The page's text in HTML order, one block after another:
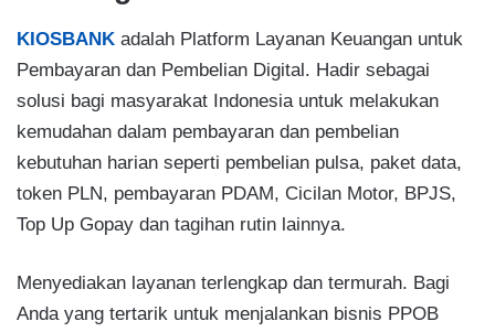
KIOSBANK adalah Platform Layanan Keuangan untuk
Pembayaran dan Pembelian Digital. Hadir sebagai
solusi bagi masyarakat Indonesia untuk melakukan
kemudahan dalam pembayaran dan pembelian
kebutuhan harian seperti pembelian pulsa, paket data,
token PLN, pembayaran PDAM, Cicilan Motor, BPJS,
Top Up Gopay dan tagihan rutin lainnya.
Menyediakan layanan terlengkap dan termurah. Bagi
Anda yang tertarik untuk menjalankan bisnis PPOB